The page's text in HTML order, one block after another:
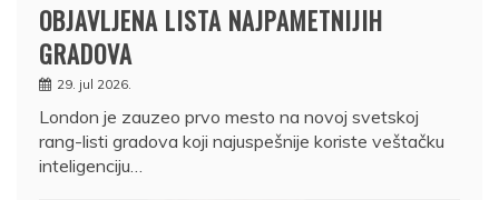
OBJAVLJENA LISTA NAJPAMETNIJIH
GRADOVA
29. jul 2026.
London je zauzeo prvo mesto na novoj svetskoj
rang-listi gradova koji najuspešnije koriste veštačku
inteligenciju…